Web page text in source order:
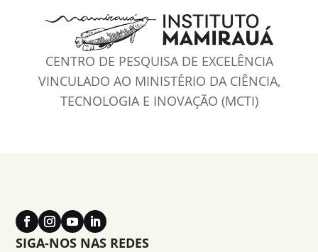
CENTRO DE PESQUISA DE EXCELÊNCIA
VINCULADO AO MINISTÉRIO DA CIÊNCIA,
TECNOLOGIA E INOVAÇÃO (MCTI)
SIGA-NOS NAS REDES